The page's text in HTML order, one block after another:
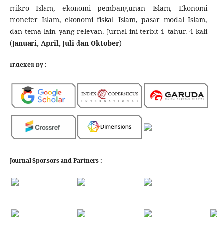
mikro Islam, ekonomi pembangunan Islam, Ekonomi
moneter Islam, ekonomi fiskal Islam, pasar modal Islam,
dan tema lain yang relevan. Jurnal ini terbit 1 tahun 4 kali
(Januari, April, Juli dan Oktober)
Indexed by :
Journal Sponsors and Partners :